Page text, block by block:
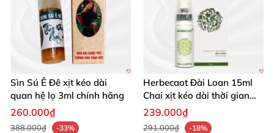
Sìn Sú Ê Đê xịt kéo dài
quan hệ lọ 3ml chính hãng
260.000₫
388.000₫
-33%
Herbecaot Đài Loan 15ml
Chai xịt kéo dài thời gian
hiệu quả
239.000₫
291.000₫
-18%